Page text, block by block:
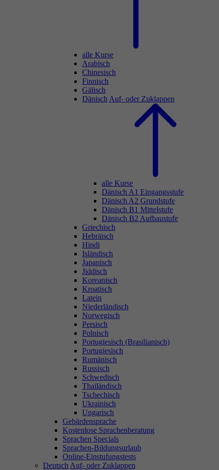
alle Kurse
Arabisch
Chinesisch
Finnisch
Gälisch
Dänisch Auf- oder Zuklappen
alle Kurse
Dänisch A1 Eingangsstufe
Dänisch A2 Grundstufe
Dänisch B1 Mittelstufe
Dänisch B2 Aufbaustufe
Griechisch
Hebräisch
Hindi
Isländisch
Japanisch
Jiddisch
Koreanisch
Kroatisch
Latein
Niederländisch
Norwegisch
Persisch
Polnisch
Portugiesisch (Brasilianisch)
Portugiesisch
Rumänisch
Russisch
Schwedisch
Thailändisch
Tschechisch
Ukrainisch
Ungarisch
Gebärdensprache
Kostenlose Sprachenberatung
Sprachen Specials
Sprachen-Bildungsurlaub
Online-Einstufungstests
Deutsch Auf- oder Zuklappen